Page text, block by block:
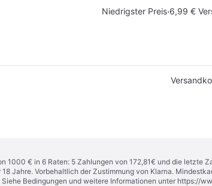
Niedrigster Preis·6,99 €
1000 € in 6 Raten: 5 Zahlungen von 172,81€ und die letzte
Jahre. Vorbehaltlich der Zustimmung von Klarna.
Bedingungen und weitere Informationen unter https://